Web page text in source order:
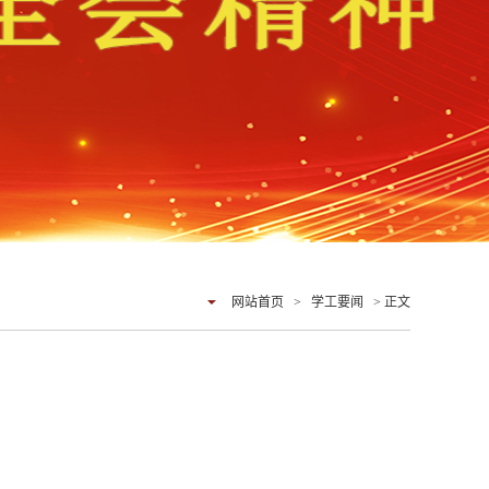
网站首页 > 学工要闻 > 正文